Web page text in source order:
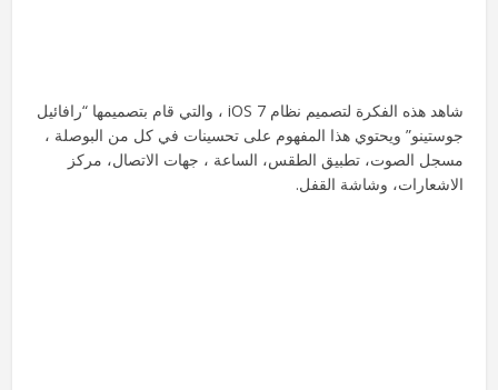
شاهد هذه الفكرة لتصميم نظام iOS 7 ، والتي قام بتصميمها “رافائيل
جوستينو” ويحتوي هذا المفهوم على تحسينات في كل من البوصلة ،
مسجل الصوت، تطبيق الطقس، الساعة ، جهات الاتصال، مركز
الاشعارات، وشاشة القفل.